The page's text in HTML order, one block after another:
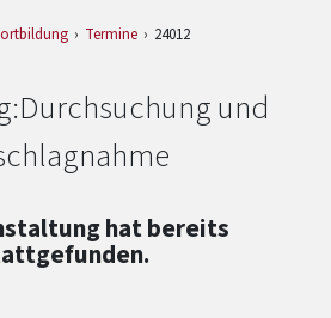
Termine 24012
Durchsuchung und
hat bereits